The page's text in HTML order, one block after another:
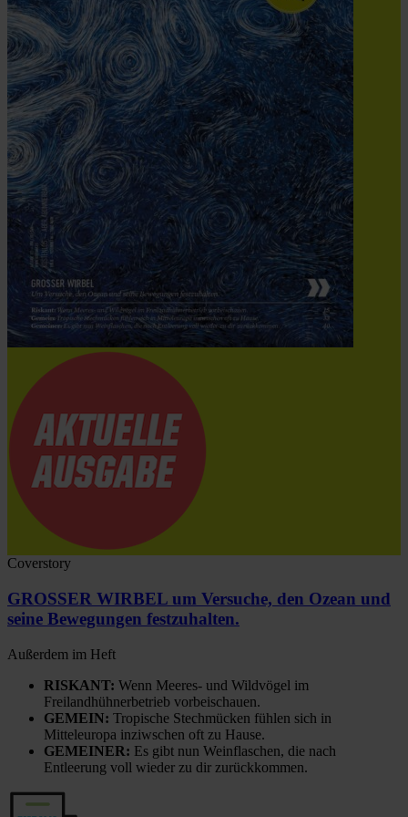
Coverstory
GROSSER WIRBEL um Versuche, den Ozean und
seine Bewegungen festzuhalten.
Außerdem im Heft
RISKANT: Wenn Meeres- und Wildvögel im
Freilandhühnerbetrieb vorbeischauen.
GEMEIN: Tropische Stechmücken fühlen sich in
Mitteleuropa inziwschen oft zu Hause.
GEMEINER: Es gibt nun Weinflaschen, die nach
Entleerung voll wieder zu dir zurückkommen.